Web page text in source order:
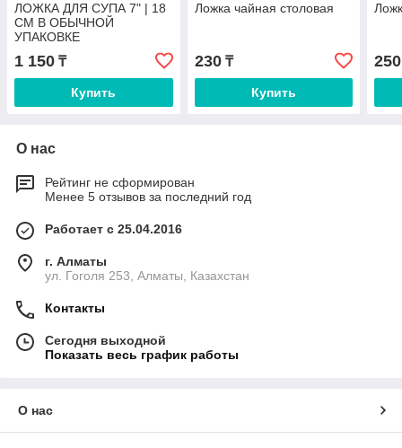
ЛОЖКА ДЛЯ СУПА 7" | 18
CM В ОБЫЧНОЙ
УПАКОВКЕ
1 150 ₸
Купить
Ложка чайная столовая
230₸
Купить
250
О нас
Рейтинг не сформирован
Менее 5 отзывов за последний год
Работает с 25.04.2016
г. Алматы
ул. Гоголя 253, Алматы, Казахстан
Контакты
Сегодня выходной
Показать весь график работы
О нас